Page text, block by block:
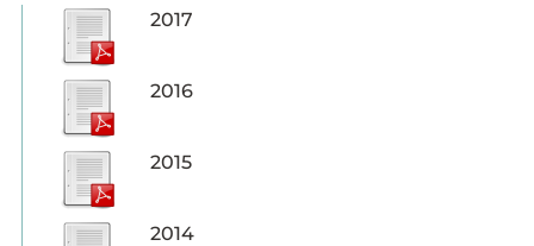
2017
2016
2015
2014